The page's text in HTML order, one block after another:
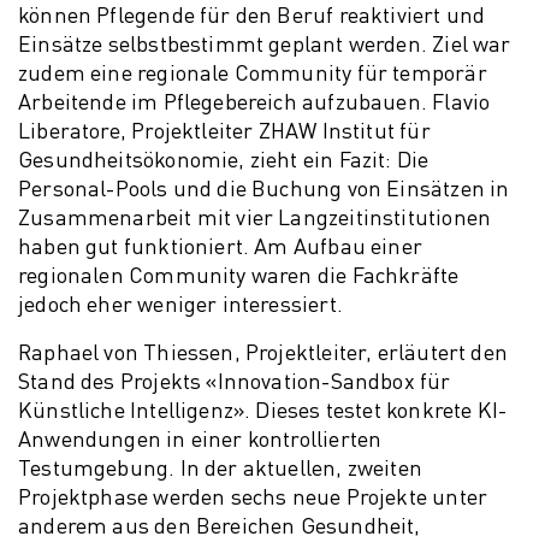
können Pflegende für den Beruf reaktiviert und
Einsätze selbstbestimmt geplant werden. Ziel war
zudem eine regionale Community für temporär
Arbeitende im Pflegebereich aufzubauen. Flavio
Liberatore, Projektleiter ZHAW Institut für
Gesundheitsökonomie, zieht ein Fazit: Die
Personal-Pools und die Buchung von Einsätzen in
Zusammenarbeit mit vier Langzeitinstitutionen
haben gut funktioniert. Am Aufbau einer
regionalen Community waren die Fachkräfte
jedoch eher weniger interessiert.
Raphael von Thiessen, Projektleiter, erläutert den
Stand des Projekts «Innovation-Sandbox für
Künstliche Intelligenz». Dieses testet konkrete KI-
Anwendungen in einer kontrollierten
Testumgebung. In der aktuellen, zweiten
Projektphase werden sechs neue Projekte unter
anderem aus den Bereichen Gesundheit,